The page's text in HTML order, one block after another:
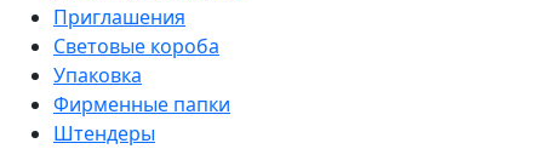
Приглашения
Световые короба
Упаковка
Фирменные папки
Штендеры